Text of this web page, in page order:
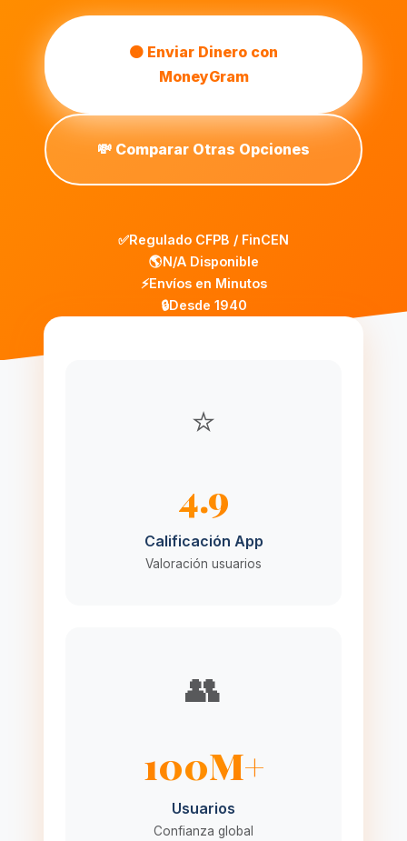
🟠 Enviar Dinero con
MoneyGram
💸 Comparar Otras Opciones
✅Regulado CFPB / FinCEN
🌎N/A Disponible
⚡Envíos en Minutos
🔒Desde 1940
⭐
4.9
Calificación App
Valoración usuarios
👥
100M+
Usuarios
Confianza global